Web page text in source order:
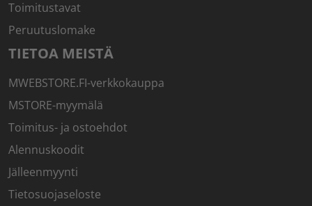
Toimitustavat
Peruutuslomake
TIETOA MEISTÄ
MWEBSTORE.FI-verkkokauppa
MSTORE-myymälä
Toimitus- ja ostoehdot
Alennuskoodit
Jälleenmyynti
Tietosuojaseloste